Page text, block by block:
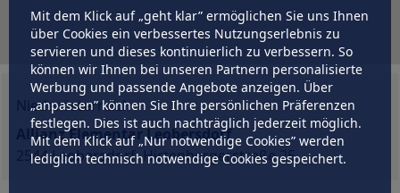
Mit dem Klick auf „geht klar” ermöglichen Sie uns Ihnen
über Cookies ein verbessertes Nutzungserlebnis zu
servieren und dieses kontinuierlich zu verbessern. So
können wir Ihnen bei unseren Partnern personalisierte
Werbung und passende Angebote anzeigen. Über
„anpassen” können Sie Ihre persönlichen Präferenzen
festlegen. Dies ist auch nachträglich jederzeit möglich.
Mit dem Klick auf „Nur notwendige Cookies” werden
lediglich technisch notwendige Cookies gespeichert.
Niederösterreich
Allianz Elementar Leobersdorf
2544 Leobersdorf, Hirtenbergerstraße 25